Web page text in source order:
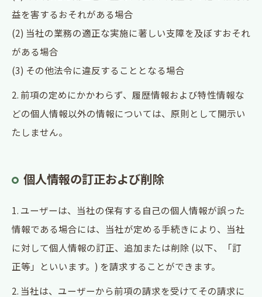
益を害するおそれがある場合
(2) 当社の業務の適正な実施に著しい支障を及ぼすおそれ
がある場合
(3) その他法令に違反することとなる場合
2. 前項の定めにかかわらず、履歴情報および特性情報な
どの個人情報以外の情報については、原則として開示い
たしません。
個人情報の訂正および削除
1. ユーザーは、当社の保有する自己の個人情報が誤った
情報である場合には、当社が定める手続きにより、当社
に対して個人情報の訂正、追加または削除 (以下、「訂
正等」といいます。) を請求することができます。
2. 当社は、ユーザーから前項の請求を受けてその請求に